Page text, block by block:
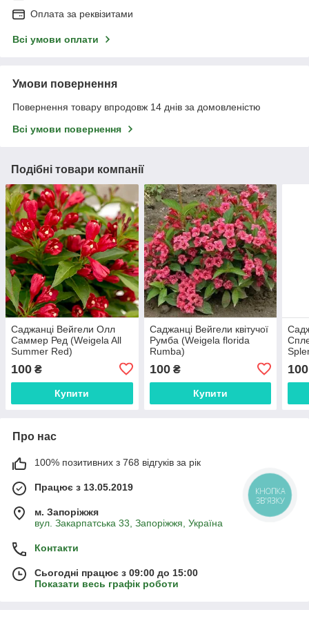
Оплата за реквізитами
Всі умови оплати
Умови повернення
Повернення товару впродовж 14 днів за домовленістю
Всі умови повернення
Подібні товари компанії
Саджанці Вейгели Олл
Саммер Ред (Weigela All
Summer Red)
100 ₴
Купити
Саджанці Вейгели квітучої
Румба (Weigela florida
Rumba)
100₴
Купити
100
Про нас
100% позитивних з 768 відгуків за рік
Працює з 13.05.2019
м. Запоріжжя
вул. Закарпатська 33, Запоріжжя, Україна
Контакти
Сьогодні працює з 09:00 до 15:00
Показати весь графік роботи
КНОПКА
ЗВ'ЯЗКУ